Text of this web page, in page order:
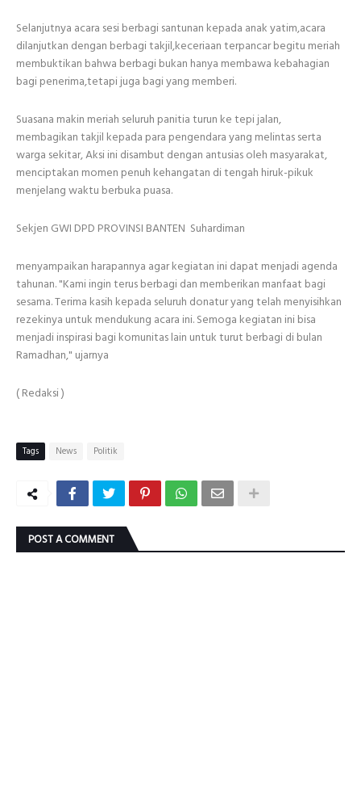
Selanjutnya acara sesi berbagi santunan kepada anak yatim,acara
dilanjutkan dengan berbagi takjil,keceriaan terpancar begitu meriah
membuktikan bahwa berbagi bukan hanya membawa kebahagian
bagi penerima,tetapi juga bagi yang memberi.
Suasana makin meriah seluruh panitia turun ke tepi jalan,
membagikan takjil kepada para pengendara yang melintas serta
warga sekitar, Aksi ini disambut dengan antusias oleh masyarakat,
menciptakan momen penuh kehangatan di tengah hiruk-pikuk
menjelang waktu berbuka puasa.
Sekjen GWI DPD PROVINSI BANTEN Suhardiman
menyampaikan harapannya agar kegiatan ini dapat menjadi agenda
tahunan. "Kami ingin terus berbagi dan memberikan manfaat bagi
sesama. Terima kasih kepada seluruh donatur yang telah menyisihkan
rezekinya untuk mendukung acara ini. Semoga kegiatan ini bisa
menjadi inspirasi bagi komunitas lain untuk turut berbagi di bulan
Ramadhan," ujarnya
( Redaksi )
Tags News Politik
POST A COMMENT